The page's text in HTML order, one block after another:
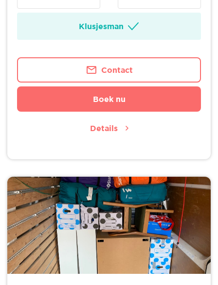
Klusjesman
Contact
Boek nu
Details